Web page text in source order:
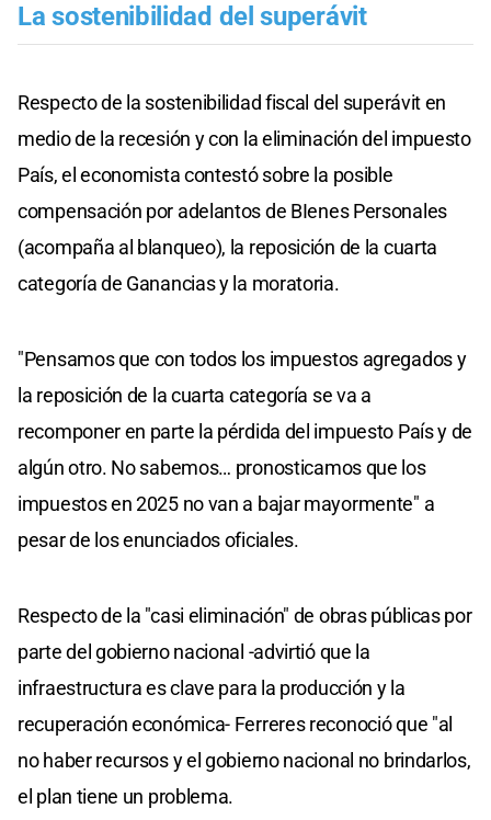
La sostenibilidad del superávit
Respecto de la sostenibilidad fiscal del superávit en
medio de la recesión y con la eliminación del impuesto
País, el economista contestó sobre la posible
compensación por adelantos de BIenes Personales
(acompaña al blanqueo), la reposición de la cuarta
categoría de Ganancias y la moratoria.
"Pensamos que con todos los impuestos agregados y
la reposición de la cuarta categoría se va a
recomponer en parte la pérdida del impuesto País y de
algún otro. No sabemos… pronosticamos que los
impuestos en 2025 no van a bajar mayormente" a
pesar de los enunciados oficiales.
Respecto de la "casi eliminación" de obras públicas por
parte del gobierno nacional -advirtió que la
infraestructura es clave para la producción y la
recuperación económica- Ferreres reconoció que "al
no haber recursos y el gobierno nacional no brindarlos,
el plan tiene un problema.